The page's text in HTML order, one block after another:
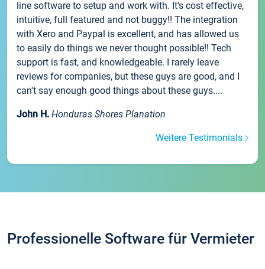
line software to setup and work with. It's cost effective,
intuitive, full featured and not buggy!! The integration
with Xero and Paypal is excellent, and has allowed us
to easily do things we never thought possible!! Tech
support is fast, and knowledgeable. I rarely leave
reviews for companies, but these guys are good, and I
can't say enough good things about these guys....
John H. Honduras Shores Planation
Weitere Testimonials
Professionelle Software für Vermieter